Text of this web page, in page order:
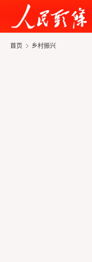
首页 乡村振兴